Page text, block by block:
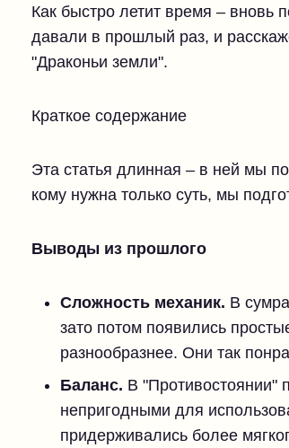
Как быстро летит время – вновь
давали в прошлый раз, и
"Драконьи земли".
Краткое содержание
Эта статья длинная – в ней мы
кому нужна только суть, мы
Выводы из прошлого
Сложность механик. В
зато потом появились
разнообразнее. Они так
Баланс. В "Противостоянии"
непригодными для
придерживались более